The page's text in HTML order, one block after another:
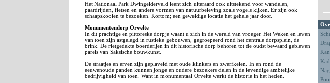
Het Nationaal Park Dwingelderveld leent zich uiteraard ook uitstekend voor wandelen,
paardrijden, fietsen en andere vormen van natuurbeleving zoals vogels kijken. Er zijn ook
schaapskooien te bezoeken. Kortom; een geweldige locatie het gehele jaar door.
Monumentendorp Orvelte
In dit prachtige en pittoreske dorpje waant u zich in de wereld van vroeger. Het Weken en leven
van toen zijn astgelegd in rustieke gebouwen, gegroepeerd rond het centrale dorpsplein, de
brink. De rietgedekte boerderijen in dit historische dorp behoren tot de oudst bewaard gebleven
parels van Saksische bouwkunst.
De straatjes en erven zijn geplaveid met oude klinkers en zwerfkeien. In en rond de
eeuwenoude panden kunnen jonge en oudere bezoekers delen in de levendige ambtelijke
bedrijvigheid van toen. Want in monumentaal Orvelte werkt de historie in het heden.